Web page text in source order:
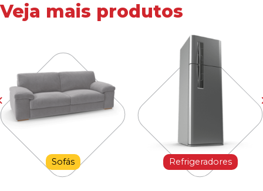
Veja mais produtos
Sofás Refrigeradores